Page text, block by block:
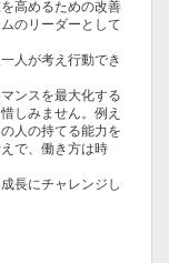
高めるための改善
のリーダーとして
人が考え行動でき
ンスを最大化する
しみません。例え
人の持てる能力を
で、働き方は時
長にチャレンジし